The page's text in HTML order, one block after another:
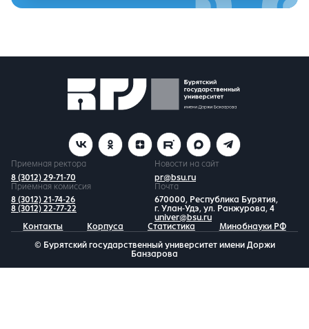
Приемная ректора
8 (3012) 29-71-70
Новости на сайт
pr@bsu.ru
Приемная комиссия
8 (3012) 21-74-26
8 (3012) 22-77-22
Почта
670000, Республика Бурятия,
г. Улан-Удэ, ул. Ранжурова, 4
univer@bsu.ru
Контакты
Корпуса Статистика Минобнауки РФ
© Бурятский государственный университет имени Доржи
Банзарова